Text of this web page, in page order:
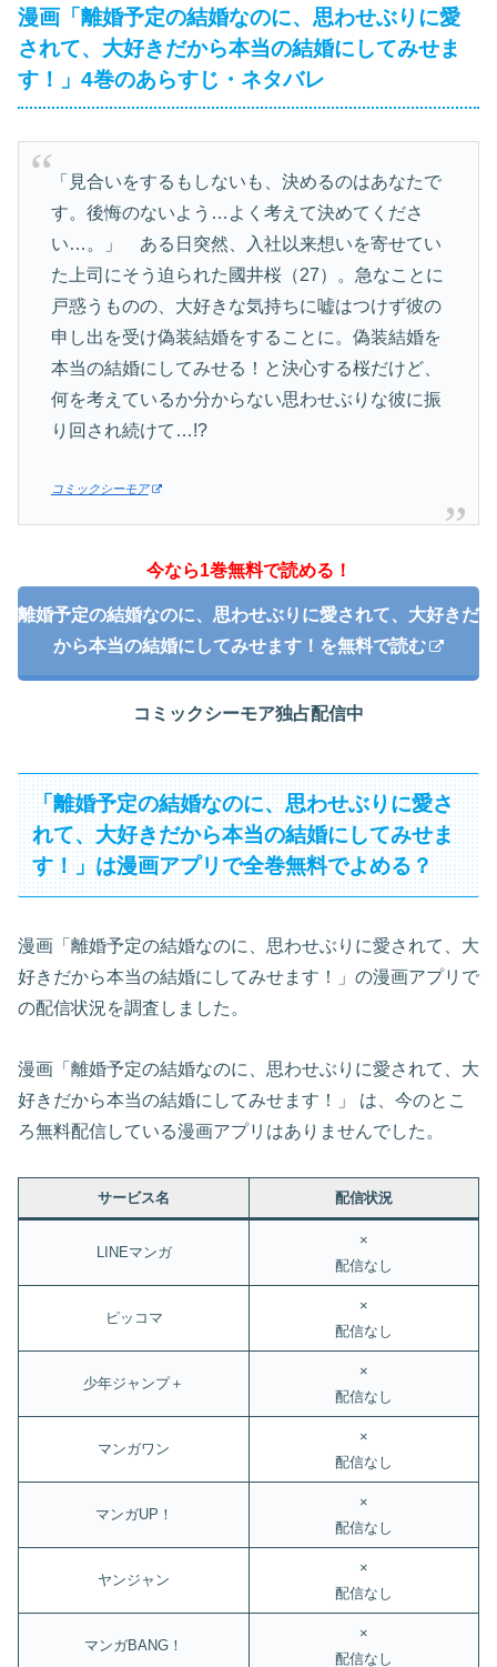
漫画「離婚予定の結婚なのに、思わせぶりに愛
されて、大好きだから本当の結婚にしてみせま
す！」4巻のあらすじ・ネタバレ
「見合いをするもしないも、決めるのはあなたで
す。後悔のないよう…よく考えて決めてくださ
い…。」 ある日突然、入社以来想いを寄せてい
た上司にそう迫られた國井桜（27）。急なことに
戸惑うものの、大好きな気持ちに嘘はつけず彼の
申し出を受け偽装結婚をすることに。偽装結婚を
本当の結婚にしてみせる！と決心する桜だけど、
何を考えているか分からない思わせぶりな彼に振
り回され続けて…!?
コミックシーモア
今なら1巻無料で読める！
離婚予定の結婚なのに、思わせぶりに愛されて、大好きだ
から本当の結婚にしてみせます！を無料で読む
コミックシーモア独占配信中
「離婚予定の結婚なのに、思わせぶりに愛さ
れて、大好きだから本当の結婚にしてみせま
す！」は漫画アプリで全巻無料でよめる？
漫画「離婚予定の結婚なのに、思わせぶりに愛されて、大
好きだから本当の結婚にしてみせます！」の漫画アプリで
の配信状況を調査しました。
漫画「離婚予定の結婚なのに、思わせぶりに愛されて、大
好きだから本当の結婚にしてみせます！」 は、今のとこ
ろ無料配信している漫画アプリはありませんでした。
サービス名 配信状況
LINEマンガ
×
配信なし
ピッコマ
×
配信なし
少年ジャンプ＋
×
配信なし
マンガワン
×
配信なし
マンガUP！
×
配信なし
ヤンジャン
×
配信なし
マンガBANG！
×
配信なし